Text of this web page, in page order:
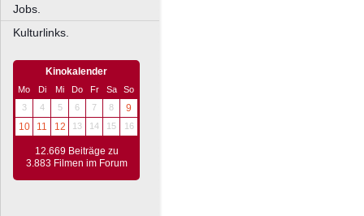
Jobs.
Kulturlinks.
Kinokalender
Mo Di Mi Do Fr Sa
So
3
4 5 6 7 8
9
10
11 12 13 14 15 16
12.669 Beiträge zu
3.883 Filmen im Forum